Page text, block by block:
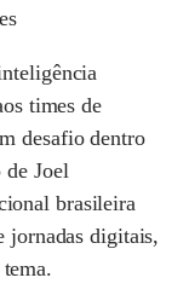
times de
desafio dentro
de Joel
brasileira
jornadas digitais,